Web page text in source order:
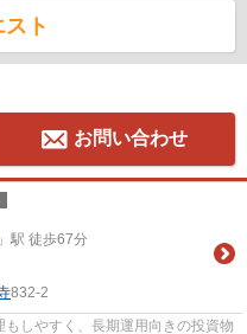
ト
お問い合わせ
」駅 徒歩67分
832-2
しやすく、長期運用向きの投資物